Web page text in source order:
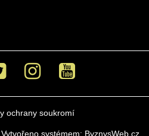
Instagram Youtube
ochrany soukromí
Vytvořeno systémem: ByznysWeb.cz